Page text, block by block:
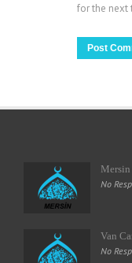
for the next
Mersin
No
Van
No